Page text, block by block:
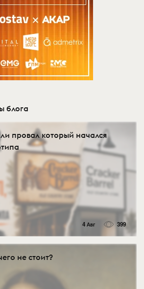
блога
провал который начался
4 Авг 399
не стоит?